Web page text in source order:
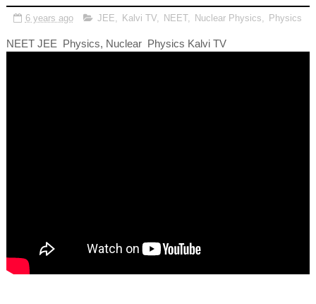
6 years ago JEE Kalvi TV, NEET, Nuclear Physics Physics
NEET JEE Physics, Nuclear Physics Kalvi TV